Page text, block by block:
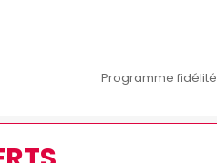
Programme fidélité